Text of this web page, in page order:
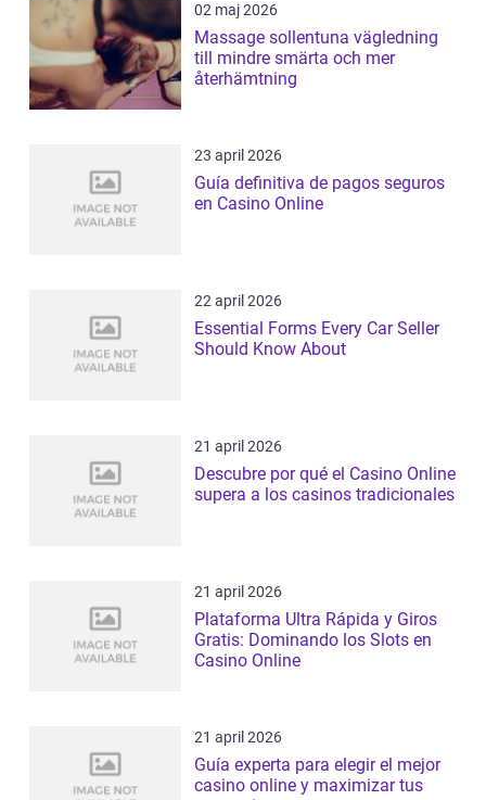
02 maj 2026
Massage sollentuna vägledning
till mindre smärta och mer
återhämtning
23 april 2026
Guía definitiva de pagos seguros
en Casino Online
22 april 2026
Essential Forms Every Car Seller
Should Know About
21 april 2026
Descubre por qué el Casino Online
supera a los casinos tradicionales
21 april 2026
Plataforma Ultra Rápida y Giros
Gratis: Dominando los Slots en
Casino Online
21 april 2026
Guía experta para elegir el mejor
casino online y maximizar tus